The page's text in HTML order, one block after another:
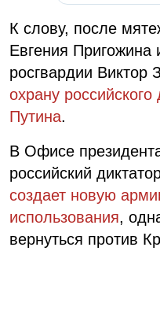
К слову, после
Евгения Пригожина
росгвардии Виктор
охрану
Путина.
В Офисе
российский
создает новую
использования,
вернуться против